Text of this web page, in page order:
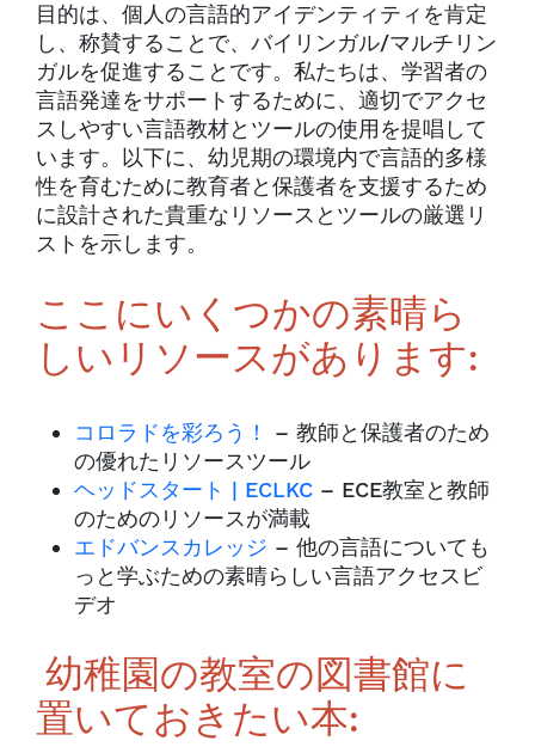
目的は、個人の言語的アイデンティティを肯定
し、称賛することで、バイリンガル/マルチリン
ガルを促進することです。私たちは、学習者の
言語発達をサポートするために、適切でアクセ
スしやすい言語教材とツールの使用を提唱して
います。以下に、幼児期の環境内で言語的多様
性を育むために教育者と保護者を支援するため
に設計された貴重なリソースとツールの厳選リ
ストを示します。
ここにいくつかの素晴ら
しいリソースがあります:
コロラドを彩ろう！
– 教師と保護者のため
の優れたリソースツール
ヘッドスタート | ECLKC – ECE教室と教師
のためのリソースが満載
エドバンスカレッジ – 他の言語についても
っと学ぶための素晴らしい言語アクセスビ
デオ
幼稚園の教室の図書館に
置いておきたい本: